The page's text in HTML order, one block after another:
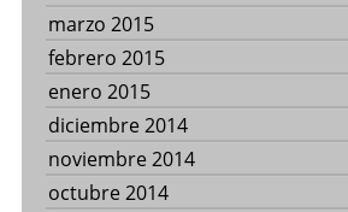
marzo 2015
febrero 2015
enero 2015
diciembre 2014
noviembre 2014
octubre 2014